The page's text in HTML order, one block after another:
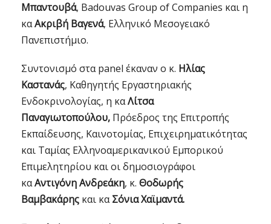
Μπαντουβά, Badouvas Group of Companies και η
καΑκριβή Βαγενά, Ελληνικό Μεσογειακό
Πανεπιστήμιο.
Συντονισμό στα panel έκαναν ο κ. Ηλίας
Καστανάς, Καθηγητής Εργαστηριακής
Ενδοκρινολογίας, η καΛίτσα
Παναγιωτοπούλου, Πρόεδρος της Επιτροπής
Εκπαίδευσης, Καινοτομίας, Επιχειρηματικότητας
και Ταμίας Ελληνοαμερικανικού Εμπορικού
Επιμελητηρίου και οι δημοσιογράφοι
καΑντιγόνη Ανδρεάκη, κ. Θοδωρής
Βαμβακάρης και καΣόνια Χαϊμαντά.